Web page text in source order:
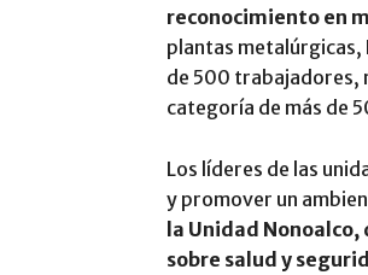
reconocimiento en
plantas metalúrgicas,
de 500 trabajadores,
categoría de más de
Los líderes de las
y promover un
la Unidad
sobre salud y